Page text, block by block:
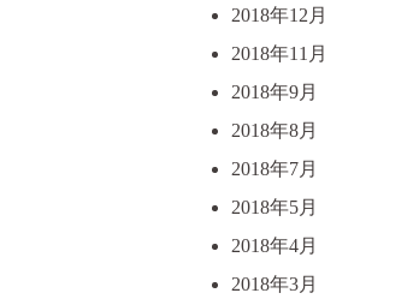
2018年12月
2018年11月
2018年9月
2018年8月
2018年7月
2018年5月
2018年4月
2018年3月